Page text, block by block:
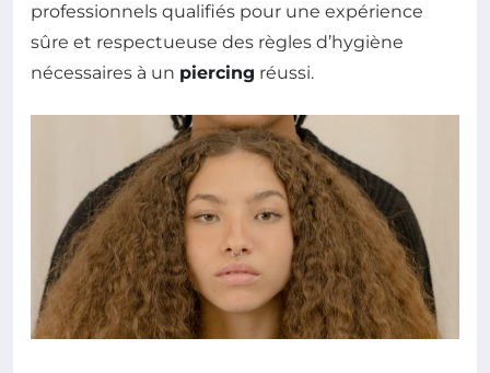
professionnels qualifiés pour une expérience
sûre et respectueuse des règles d’hygiène
nécessaires à un piercing réussi.